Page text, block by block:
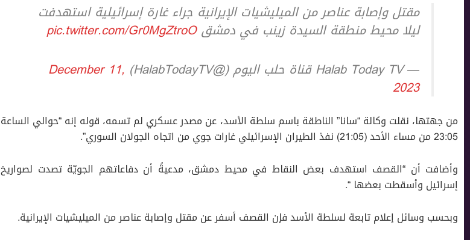
مقتل وإصابة عناصر من الميليشيات الإيرانية جراء غارة إسرائيلية استهدفت
ليلا محيط منطقة السيدة زينب في دمشقpic.twitter.com/Gr0MgZtroO
— Halab Today TV قناة حلب اليوم (@HalabTodayTV)
December 11,
2023
من جهتها، نقلت وكالة “سانا” الناطقة باسم سلطة الأسد، عن مصدر عسكري لم تسمه، قوله إنه “حوالي الساعة
23:05 من مساء الأحد (21:05) نفذ الطيران الإسرائيلي غارات جوي من اتجاه الجولان السوري”.
وأضافت أن “القصف استهدف بعض النقاط في محيط دمشق، مدعيةً أن دفاعاتهم الجويّة تصدت لصواريخ
إسرائيل وأسقطت بعضها “.
وبحسب وسائل إعلام تابعة لسلطة الأسد فإن القصف أسفر عن مقتل وإصابة عناصر من الميليشيات الإيرانية.